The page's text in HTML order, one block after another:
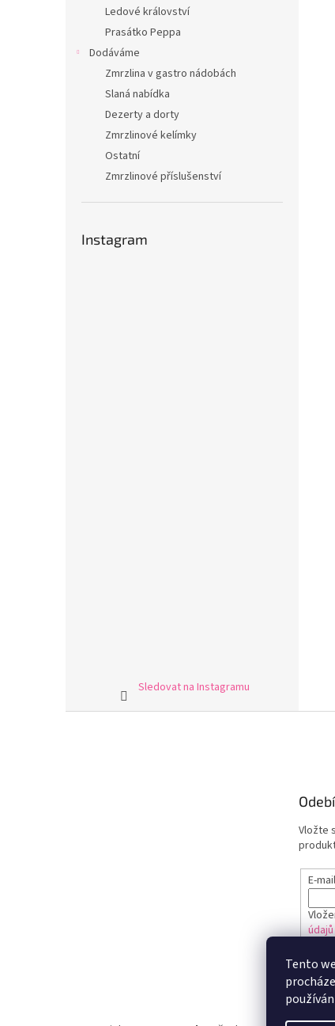
Tento
Ledové království
Prasátko Peppa
Dodáváme
Zmrzlina v gastro nádobách
Slaná nabídka
Dezerty a dorty
Zmrzlinové kelímky
Ostatní
Zmrzlinové příslušenství
Instagram
Sledovat na Instagramu
Vložte
E-mail
údajů